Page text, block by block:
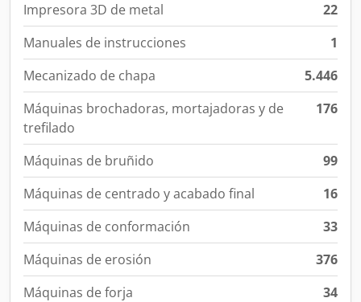
Impresora 3D de metal
22
Manuales de instrucciones
1
Mecanizado de chapa
5.446
Máquinas brochadoras, mortajadoras y de
trefilado
176
Máquinas de bruñido
99
Máquinas de centrado y acabado final
16
Máquinas de conformación
33
Máquinas de erosión
376
Máquinas de forja
34